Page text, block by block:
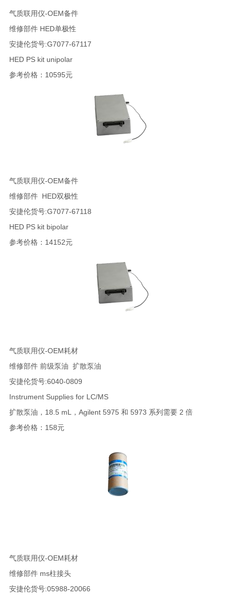
气质联用仪-OEM备件
维修部件 HED单极性
安捷伦货号:G7077-67117
HED PS kit unipolar
参考价格：10595元
气质联用仪-OEM备件
维修部件 HED双极性
安捷伦货号:G7077-67118
HED PS kit bipolar
参考价格：14152元
气质联用仪-OEM耗材
维修部件 前级泵油 扩散泵油
安捷伦货号:6040-0809
Instrument Supplies for LC/MS
扩散泵油，18.5 mL，Agilent 5975 和 5973 系列需要 2 倍
参考价格：158元
气质联用仪-OEM耗材
维修部件 ms柱接头
安捷伦货号:05988-20066